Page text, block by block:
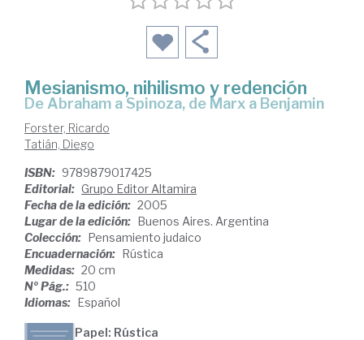
Mesianismo, nihilismo y redención
de Abraham a Spinoza, de Marx a Benjamin
Forster, Ricardo
Tatián, Diego
ISBN: 9789879017425
Editorial: Grupo Editor Altamira
Fecha de la edición: 2005
Lugar de la edición: Buenos Aires. Argentina
Colección: Pensamiento judaico
Encuadernación: Rústica
Medidas: 20 cm
Nº Pág.: 510
Idiomas: Español
Papel: Rústica